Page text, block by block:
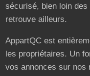
sécurisé, bien loin des
retrouve ailleurs.
AppartQC est
les propriétaires. Un
vos annonces sur nos